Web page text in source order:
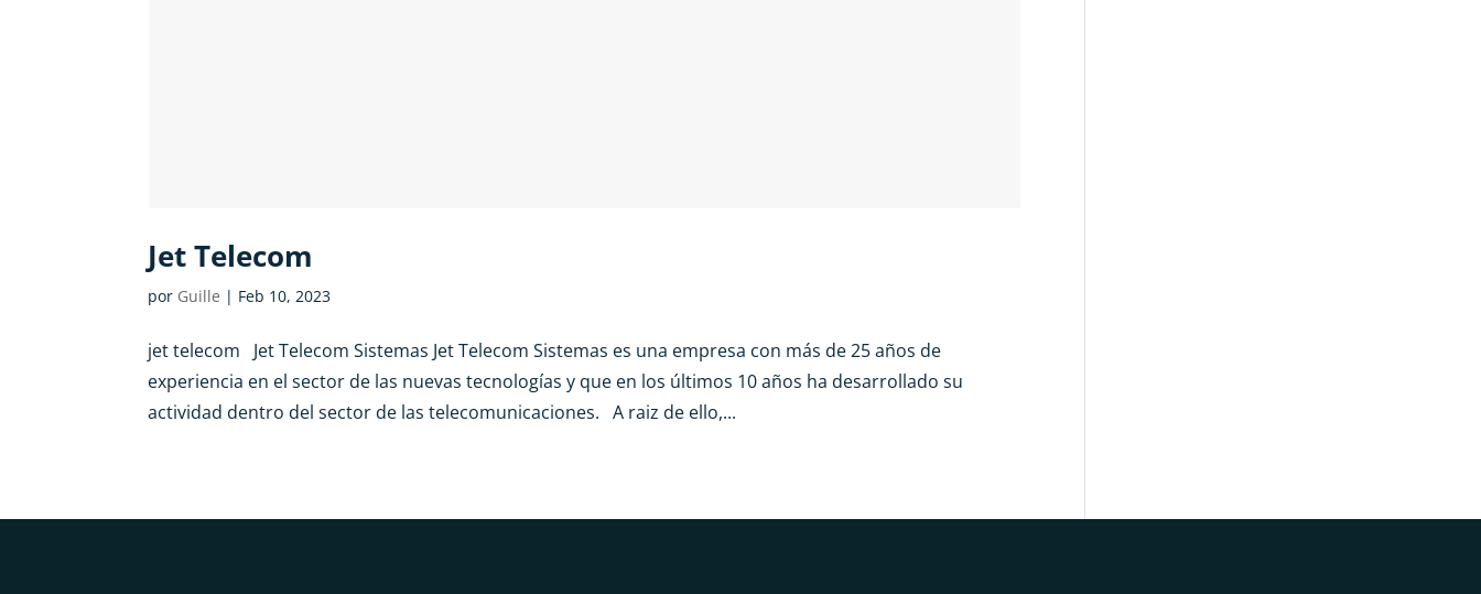
Jet Telecom
por Guille | Feb 10, 2023
jet telecom Jet Telecom Sistemas Jet Telecom Sistemas es una empresa con más de 25 años de
experiencia en el sector de las nuevas tecnologías y que en los últimos 10 años ha desarrollado su
actividad dentro del sector de las telecomunicaciones. A raiz de ello,...